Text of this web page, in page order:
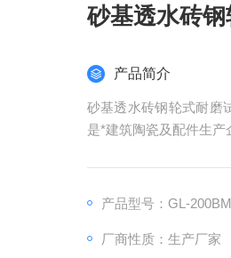
砂基透水砖
产品简介
砂基透水砖钢轮式耐磨
是*建筑陶瓷及配件生产
产品型号：GL-200BM
厂商性质：生产厂家